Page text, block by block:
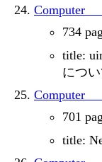
734
title:
につ
701
title: